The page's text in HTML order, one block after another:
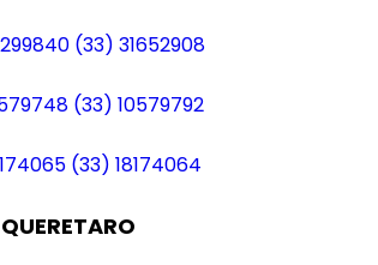
(33) 31652908
(33) 10579792
(33) 18174064
QUERETARO